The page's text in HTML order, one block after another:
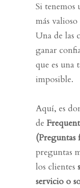
Si tenemos
más
Una de las
ganar
que es una
imposible.
Aquí, es
de
(Preguntas
preguntas
los clientes
servicio o